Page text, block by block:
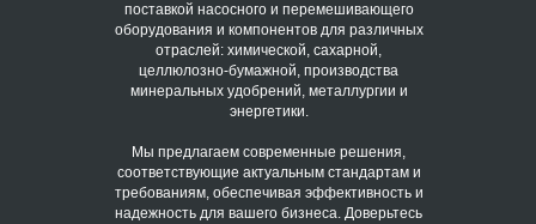
поставкой насосного и перемешивающего
оборудования и компонентов для различных
отраслей: химической, сахарной,
целлюлозно-бумажной, производства
минеральных удобрений, металлургии и
энергетики.
Мы предлагаем современные решения,
соответствующие актуальным стандартам и
требованиям, обеспечивая эффективность и
надежность для вашего бизнеса. Доверьтесь